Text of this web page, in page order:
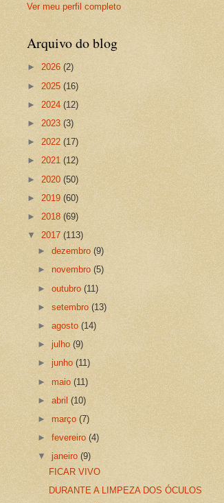
Ver meu perfil completo
Arquivo do blog
► 2026 (2)
► 2025 (16)
► 2024 (12)
► 2023 (3)
► 2022 (17)
► 2021 (12)
► 2020 (50)
► 2019 (60)
► 2018 (69)
▼ 2017 (113)
►dezembro(9)
►novembro(5)
►outubro(11)
►setembro(13)
►agosto(14)
►julho(9)
►junho(11)
►maio(11)
►abril(10)
►março(7)
►fevereiro(4)
▼janeiro(9)
FICAR VIVO
DURANTE A LIMPEZA DOS ÓCULOS